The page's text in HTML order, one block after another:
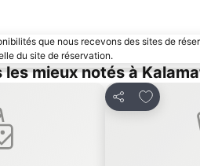
que nous recevons des sites de
du site de réservation.
les mieux notés à
Partager
Ajouter à